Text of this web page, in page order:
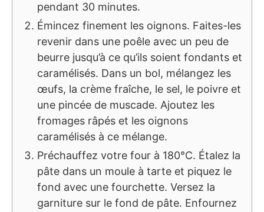
pendant 30 minutes.
Émincez finement les oignons. Faites-les
revenir dans une poêle avec un peu de
beurre jusqu’à ce qu’ils soient fondants et
caramélisés. Dans un bol, mélangez les
œufs, la crème fraîche, le sel, le poivre et
une pincée de muscade. Ajoutez les
fromages râpés et les oignons
caramélisés à ce mélange.
Préchauffez votre four à 180°C. Étalez la
pâte dans un moule à tarte et piquez le
fond avec une fourchette. Versez la
garniture sur le fond de pâte. Enfournez